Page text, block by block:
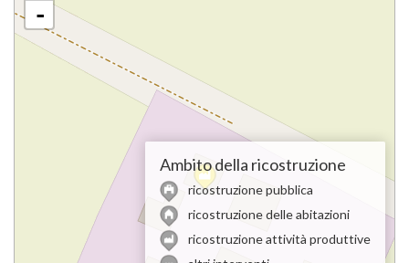
-
Ambito della ricostruzione
ricostruzione pubblica
ricostruzione delle abitazioni
ricostruzione attività produttive